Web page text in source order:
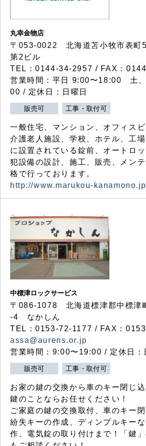
丸幸金物店
〒053-0022 北海道苫小牧市表
第2ビル
TEL：0144-34-2957 / FAX：
営業時間：平日 9:00〜18:00 土
00 / 定休日：日曜日
販売可 工事・取付可
一般住宅、マンション、オフィス
介護老人施設、学校、ホテル、工
に設置されている錠前、オートロ
犯設備の設計、施工、販売、メン
格で行っております。
http://www.marukou-
中標津ロックサービス
〒086-1078 北海道標津郡中標津
-4 なかしん
TEL：0153-72-1177 / FAX：
assa@aurens.or.jp
営業時間：9:00〜19:00 / 定休日：
販売可 工事・取付可
お家の鍵の交換から車のキー閉じ込
鍵のことならお任せください！
ご家庭の鍵の交換取付、車のキー閉
紛失キーの作成、ディンプルキー
作、電気錠の取り付けまで！「鍵